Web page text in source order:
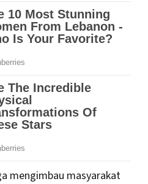
mengimbau masyarakat